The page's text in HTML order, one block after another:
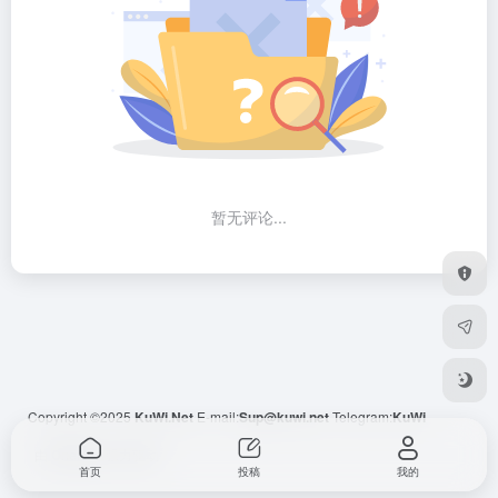
暂无评论...
Copyright ©2025 KuWi.Net E-mail:Sup@kuwi.netTelegram:KuWi
OneNav
首页 投稿 我的